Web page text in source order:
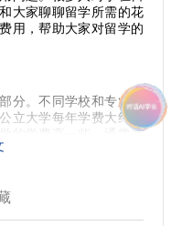
公室保持联系。平时利
找到工作。
重要一环。除了学费和
支出，例如交通、教材
在留学前做好充分的准
选择公立大学或社区大
大家聊聊留学所需的花
用，帮助大家对留学的
分。不同学校和专业的
立大学每年学费大约在
的学费高一些，通常在
是，某些顶尖院校的学